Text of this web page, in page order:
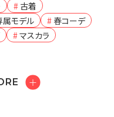
古着
モデル
春コーデ
マスカラ